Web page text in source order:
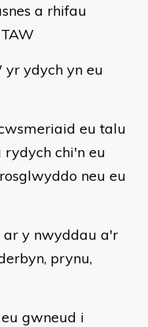
a rhifau
ydych yn eu
eu talu
chi'n eu
neu eu
ar y nwyddau a'r
prynu,
gwneud i